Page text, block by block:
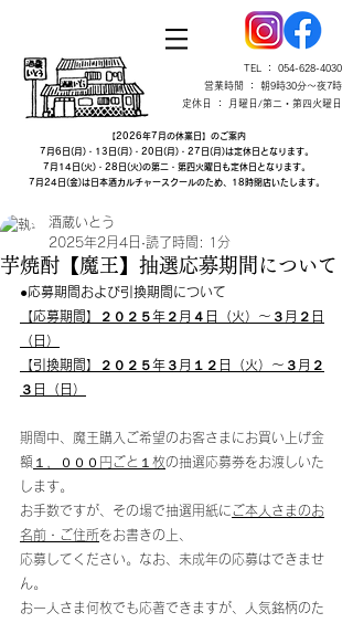
TEL ： 054-628-4030
営業時間 ： 朝9時30分～夜7時
定休日 ： 月曜日/第二・第四火曜日
【2026年7月の休業日】のご案内
7月6日(月)・13日(月)・20日(月)・27日(月)は定休日となります。
7月14日(火)・28日(火)の第二・第四火曜日も定休日となります。
7月24日(金)は日本酒カルチャースクールのため、18時閉店いたします。
芋焼酎【魔王】抽選応募期間について
酒蔵いとう
2025年2月4日 読了時間: 1分
●応募期間および引換期間について
【応募期間】２０２５年２月４日（火）～３月２日
（日）
【引換期間】２０２５年３月１２日（火）～３月２
３日（日）
期間中、魔王購入ご希望のお客さまにお買い上げ金
額 １，０００円ごと１枚の抽選応募券をお渡しいた
します。
お手数ですが、その場で抽選用紙にご本人さまのお
名前・ご住所をお書きの上、
応募してください。なお、未成年の応募はできませ
ん。
お一人さま何枚でも応著できますが、人気銘柄のた